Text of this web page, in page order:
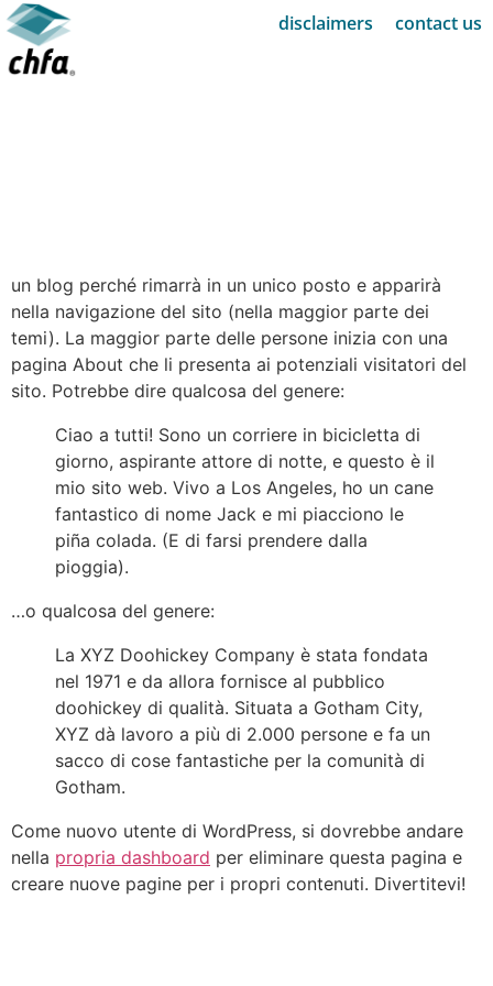
disclaimers contact us
un blog perché rimarrà in un unico posto e apparirà
nella navigazione del sito (nella maggior parte dei
temi). La maggior parte delle persone inizia con una
pagina About che li presenta ai potenziali visitatori del
sito. Potrebbe dire qualcosa del genere:
Ciao a tutti! Sono un corriere in bicicletta di
giorno, aspirante attore di notte, e questo è il
mio sito web. Vivo a Los Angeles, ho un cane
fantastico di nome Jack e mi piacciono le
piña colada. (E di farsi prendere dalla
pioggia).
…o qualcosa del genere:
La XYZ Doohickey Company è stata fondata
nel 1971 e da allora fornisce al pubblico
doohickey di qualità. Situata a Gotham City,
XYZ dà lavoro a più di 2.000 persone e fa un
sacco di cose fantastiche per la comunità di
Gotham.
Come nuovo utente di WordPress, si dovrebbe andare
nella propria dashboard per eliminare questa pagina e
creare nuove pagine per i propri contenuti. Divertitevi!